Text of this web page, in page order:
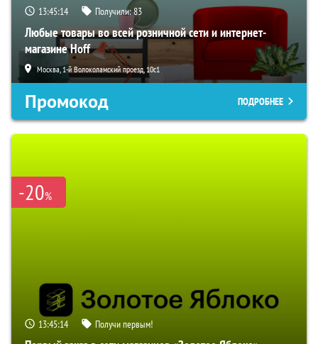
13:45:14 Получили:83
Любые товары во всей розничной сети и интернет-
магазине Hoff
Москва, 1-й Волоколамский проезд, 10с1
Промокод ПОДРОБНЕЕ
-20%
13:45:14 Получи первым!